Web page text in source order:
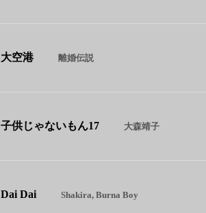
大空港 離婚伝説
子供じゃないもん17 大森靖子
Dai Dai Shakira, Burna Boy